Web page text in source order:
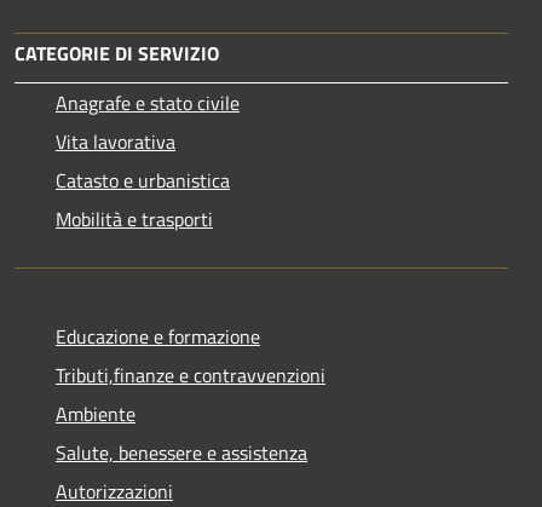
CATEGORIE DI SERVIZIO
Anagrafe e stato civile
Vita lavorativa
Catasto e urbanistica
Mobilità e trasporti
Educazione e formazione
Tributi,finanze e contravvenzioni
Ambiente
Salute, benessere e assistenza
Autorizzazioni